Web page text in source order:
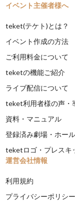
イベント主催者様へ
teket(テケト)とは？
イベント作成の方法
ご利用料金について
teketの機能ご紹介
ライブ配信について
teket利用者様の声・
資料・マニュアル
登録済み劇場・ホー
teketロゴ・プレスキ
運営会社情報
利用規約
プライバシーポリシー